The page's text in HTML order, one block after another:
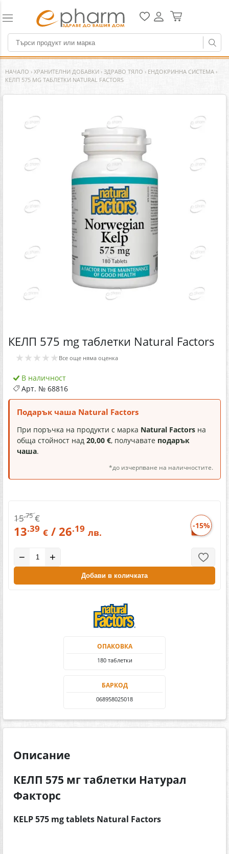
НАЧАЛО › ХРАНИТЕЛНИ ДОБАВКИ › ЗДРАВО ТЯЛО › ЕНДОКРИННА СИСТЕМА ›
КЕЛП 575 MG ТАБЛЕТКИ NATURAL FACTORS
КЕЛП 575 mg таблетки Natural Factors
★★★★★ Все още няма оценка
В наличност
Арт. № 68816
Подарък чаша Natural Factors
При поръчка на продукти с марка Natural Factors на
обща стойност над 20,00 €, получавате подарък
чаша.
*до изчерпване на наличностите.
-15%
15.75€
13.39 € / 26.19 лв.
− +
Добави в количката
ОПАКОВКА
180 таблетки
БАРКОД
068958025018
Описание
КЕЛП 575 мг таблетки Натурал
Факторс
KELP 575 mg tablets Natural Factors